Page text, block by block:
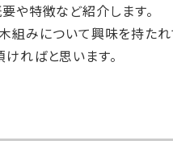
や特徴など紹介します。
組みについて興味を持た
ればと思います。